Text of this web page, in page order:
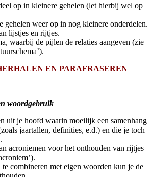
op in kleinere gehelen (let hierbij wel op
gehelen weer op in nog kleinere onderdelen.
lijstjes en rijtjes.
waarbij de pijlen de relaties aangeven (zie
).
EN PARAFRASEREN
woordgebruik
uit je hoofd waarin moeilijk een samenhang
jaartallen, definities, e.d.) en die je toch
acroniemen voor het onthouden van rijtjes
).
combineren met eigen woorden kun je de